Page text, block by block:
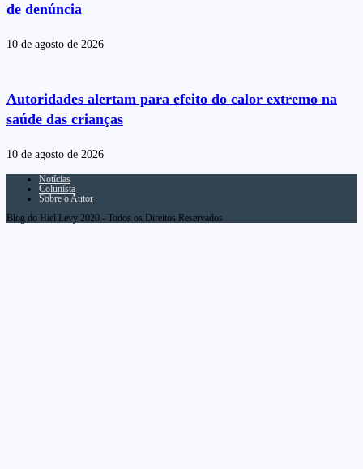
de denúncia
10 de agosto de 2026
Autoridades alertam para efeito do calor extremo na
saúde das crianças
10 de agosto de 2026
Notícias
Colunista
Sobre o Autor
Blog do Hiel Levy 2020 - Todos os Direitos Reservados